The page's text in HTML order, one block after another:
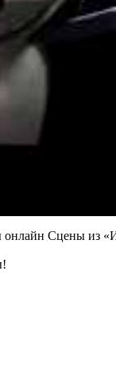
Сцены из